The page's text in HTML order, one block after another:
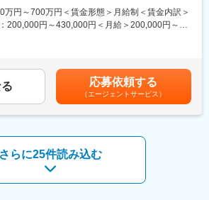
：
入社の際の引越費用や移動費用は支給◎
する場合寮や社宅へご入居可能◎
ム勤務が可能です。
可能性がございます。
交代勤務）＞
：15
万円～700万円＜賃金形態＞月給制＜賃金内訳＞
200,000円～430,000円＜月給＞200,000円～
す。月給(月額)は固定手当を含めた表記です。
応募依頼する
（エージェントサービス）
さらに25件読み込む